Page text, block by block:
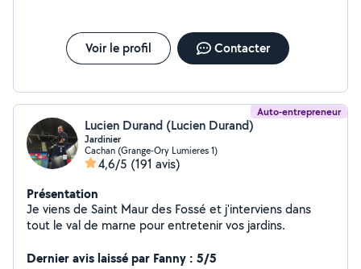
Voir le profil Contacter
Auto-entrepreneur
Lucien Durand (Lucien Durand)
Jardinier
Cachan (Grange-Ory Lumieres 1)
4,6/5 (191 avis)
Présentation
Je viens de Saint Maur des Fossé et j'interviens dans
tout le val de marne pour entretenir vos jardins.
Dernier avis laissé par Fanny : 5/5